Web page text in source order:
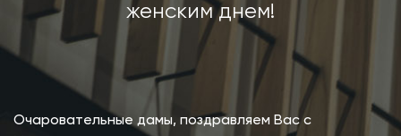
женским днем!
Очаровательные дамы, поздравляем Вас с